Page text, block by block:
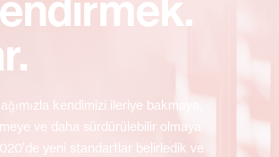
kendimizi ileriye bakmaya,
ve daha sürdürülebilir olmaya
yeni standartlar belirledik ve